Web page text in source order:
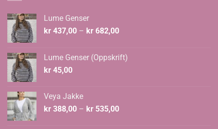
Lume Genser
kr 437,00 – kr 682,00Prisområde:
kr 682,00
Lume Genser (Oppskrift)
kr 45,00
Veya Jakke
kr 388,00 – kr 535,00Prisområde: